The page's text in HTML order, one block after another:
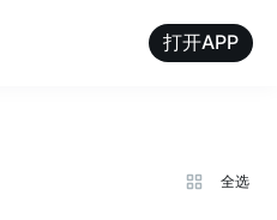
打开APP
全选